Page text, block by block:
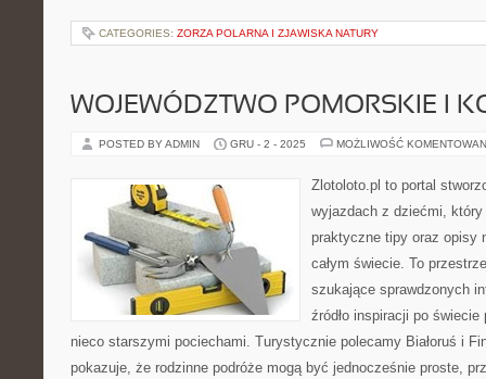
CATEGORIES: ZORZA POLARNA I ZJAWISKA NATURY
WOJEWÓDZTWO POMORSKIE I
POSTED BY ADMIN GRU - 2 - 2025 MOŻLIWOŚĆ
Zlotoloto.pl to portal
wyjazdach z dziećmi, który
praktyczne tipy oraz opisy
całym świecie. To
szukające sprawdzonych
źródło inspiracji po
nieco starszymi pociechami. Turystycznie polecamy Białoruś i
pokazuje, że rodzinne podróże mogą być jednocześnie proste,